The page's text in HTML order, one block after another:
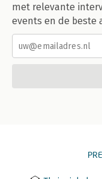
met relevante
events en de beste